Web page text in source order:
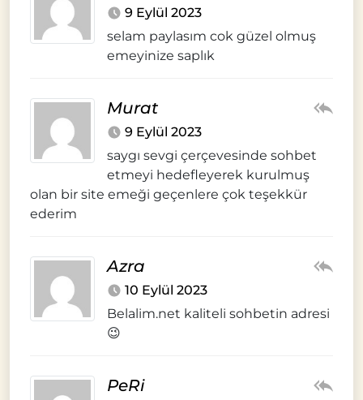
9 Eylül 2023
selam paylasım cok güzel olmuş
emeyinize saplık
Murat
9 Eylül 2023
saygı sevgi çerçevesinde sohbet
etmeyi hedefleyerek kurulmuş
olan bir site emeği geçenlere çok teşekkür
ederim
Azra
10 Eylül 2023
Belalim.net kaliteli sohbetin adresi
😉
PeRi